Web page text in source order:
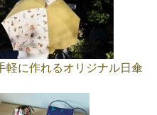
軽に作れるオリジナル日傘